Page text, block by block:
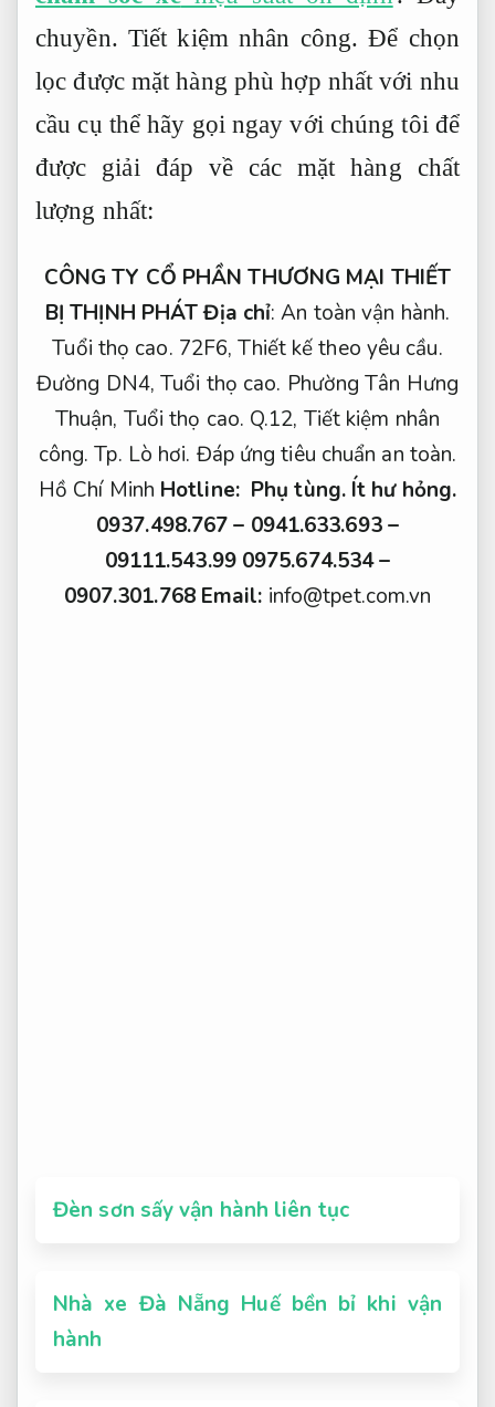
chuyền. Tiết kiệm nhân công. Để chọn
lọc được mặt hàng phù hợp nhất với nhu
cầu cụ thể hãy gọi ngay với chúng tôi để
được giải đáp về các mặt hàng chất
lượng nhất:
CÔNG TY CỔ PHẦN THƯƠNG MẠI THIẾT
BỊ THỊNH PHÁT Địa chỉ:An toàn vận hành.
Tuổi thọ cao. 72F6,Thiết kế theo yêu cầu.
Đường DN4,Tuổi thọ cao. Phường Tân Hưng
Thuận, Tuổi thọ cao. Q.12, Tiết kiệm nhân
công. Tp. Lò hơi. Đáp ứng tiêu chuẩn an toàn.
Hồ Chí Minh Hotline: Phụ tùng. Ít hư hỏng.
0937.498.767 – 0941.633.693 –
09111.543.99 0975.674.534 –
0907.301.768 Email: info@tpet.com.vn
Đèn sơn sấy vận hành liên tục
Nhà xe Đà Nẵng Huế bền bỉ khi vận
hành